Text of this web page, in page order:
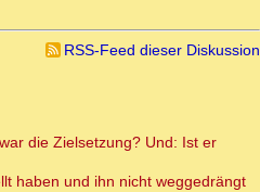
RSS-Feed dieser Diskussion
die Zielsetzung? Und: Ist er
haben und ihn nicht weggedrängt